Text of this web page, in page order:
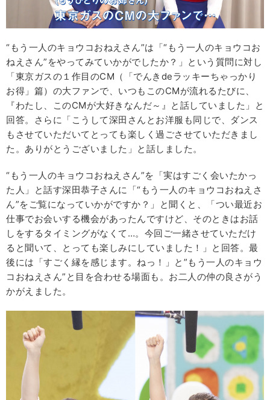
“もう一人のキョウコおねえさん”は「“もう一人のキョウコお
ねえさん”をやってみていかがでしたか？」という質問に対し
「東京ガスの１作目のCM（「でんきdeラッキーちゃっかり
お得」篇）の大ファンで、いつもこのCMが流れるたびに、
『わたし、このCMが大好きなんだ～』と話していました」と
回答。さらに「こうして深田さんとお洋服も同じで、ダンス
もさせていただいてとっても楽しく過ごさせていただきまし
た。ありがとうございました」と話しました。
“もう一人のキョウコおねえさん”を「実はすごく会いたかっ
た人」と話す深田恭子さんに「“もう一人のキョウコおねえさ
ん”をご覧になっていかがですか？」と聞くと、「つい最近お
仕事でお会いする機会があったんですけど、そのときはお話
しをするタイミングがなくて…。今回ご一緒させていただけ
ると聞いて、とっても楽しみにしていました！」と回答。最
後には「すごく縁を感じます。ねっ！」と”もう一人のキョウ
コおねえさん”と目を合わせる場面も。お二人の仲の良さがう
かがえました。